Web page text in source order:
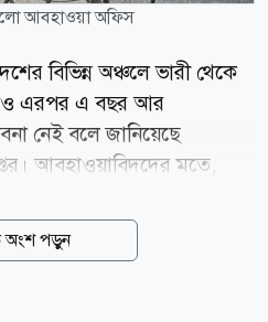
আবহাওয়া অফিস
বিভিন্ন অঞ্চলে ভারী থেকে
এরপর এ বছর আর
নেই বলে জানিয়েছে
আবহাওয়াবিদদের মতে,
কেবল বিচ্ছিন্নভাবে হালকা
আবহাওয়া অধিদপ্তর জানিয়েছে,
অংশ পড়ুন